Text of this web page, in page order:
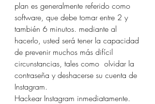
plan es generalmente referido como
software, que debe tomar entre 2 y
también 6 minutos. mediante al
hacerlo, usted será tener la capacidad
de prevenir muchos más difícil
circunstancias, tales como  olvidar la
contraseña y deshacerse su cuenta de
Instagram.
Hackear Instagram inmediatamente.